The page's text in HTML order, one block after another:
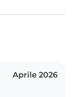
Aprile 2026